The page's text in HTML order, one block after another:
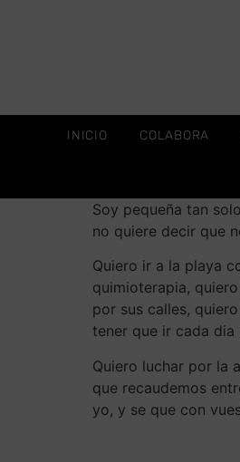
INICIO COLABORA
Soy pequeña tan
no quiere decir que
Quiero ir a la playa
quimioterapia,
por sus calles,
tener que ir cada
Quiero luchar por la
que recaudemos
yo, y se que con